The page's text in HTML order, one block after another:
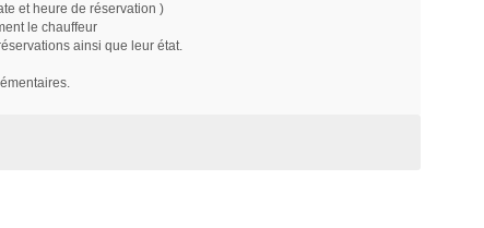
et heure de réservation )
le chauffeur
ainsi que leur état.